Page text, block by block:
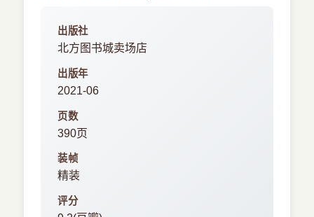
出版社
北方图书城卖场店
出版年
2021-06
页数
390页
装帧
精装
评分